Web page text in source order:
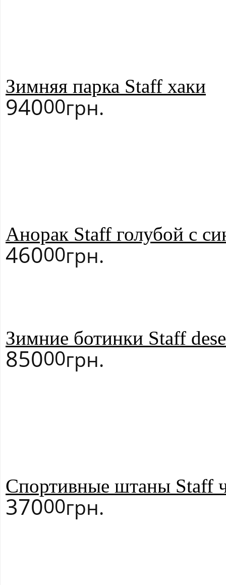
Зимняя парка Staff хаки
94000грн.
Анорак Staff голубой с
46000грн.
Зимние ботинки Staff
85000грн.
Спортивные штаны Staff
37000грн.